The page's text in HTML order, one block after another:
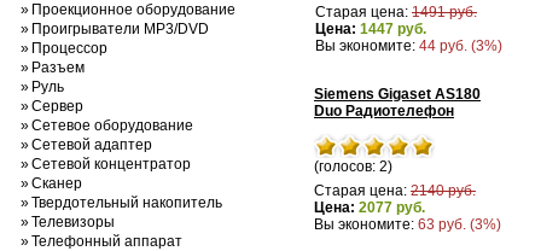
» Проекционное оборудование
» Проигрыватели MP3/DVD
» Процессор
» Разъем
» Руль
»Сервер
»Сетевое оборудование
»Сетевой адаптер
»Сетевой концентратор
»Сканер
»Твердотельный накопитель
»Телевизоры
»Телефонный аппарат
Старая цена: 1491 руб.
Цена: 1447 руб.
Вы экономите: 44 руб. (3%)
Siemens Gigaset AS180
Duo Радиотелефон
(голосов: 2)
Старая цена: 2140 руб.
Цена: 2077 руб.
Вы экономите: 63 руб. (3%)